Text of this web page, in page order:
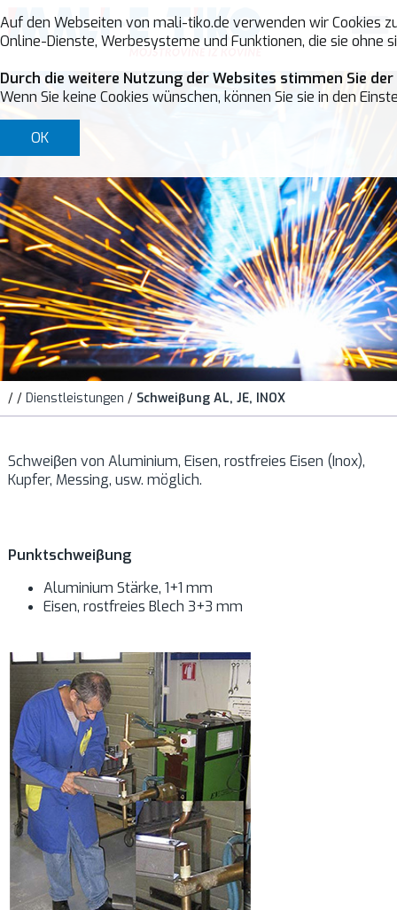
/ / Dienstleistungen / Schweiβung AL, JE, INOX
Schweiβen von Aluminium, Eisen, rostfreies Eisen (Inox),
Kupfer, Messing, usw. möglich.
Punktschweiβung
Aluminium Stärke, 1+1 mm
Eisen, rostfreies Blech 3+3 mm
Auf den Webseiten von mali-tiko.de verwenden wir Cookies
Online-Dienste, Werbesysteme und Funktionen, die sie ohne
Durch die weitere Nutzung der Websites stimmen Sie
Wenn Sie keine Cookies wünschen, können Sie sie in den
OK